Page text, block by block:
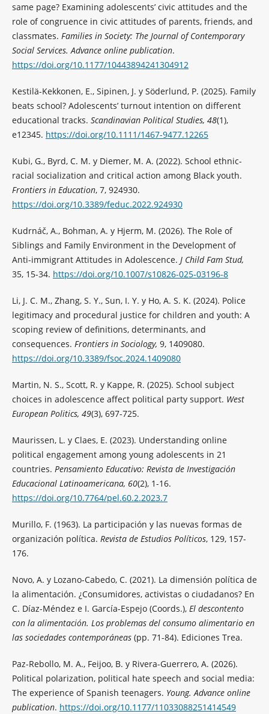
same page? Examining adolescents’ civic attitudes and the
role of congruence in civic attitudes of parents, friends, and
classmates. Families in Society: The Journal of Contemporary
Social Services. Advance online publication.
https://doi.org/10.1177/10443894241304912
Kestilä-Kekkonen, E., Sipinen, J. y Söderlund, P. (2025). Family
beats school? Adolescents’ turnout intention on different
educational tracks. Scandinavian Political Studies, 48(1),
e12345. https://doi.org/10.1111/1467-9477.12265
Kubi, G., Byrd, C. M. y Diemer, M. A. (2022). School ethnic-
racial socialization and critical action among Black youth.
Frontiers in Education, 7, 924930.
https://doi.org/10.3389/feduc.2022.924930
Kudrnáč, A., Bohman, A. y Hjerm, M. (2026). The Role of
Siblings and Family Environment in the Development of
Anti-immigrant Attitudes in Adolescence. J Child Fam Stud,
35, 15-34. https://doi.org/10.1007/s10826-025-03196-8
Li, J. C. M., Zhang, S. Y., Sun, I. Y. y Ho, A. S. K. (2024). Police
legitimacy and procedural justice for children and youth: A
scoping review of definitions, determinants, and
consequences. Frontiers in Sociology, 9, 1409080.
https://doi.org/10.3389/fsoc.2024.1409080
Martin, N. S., Scott, R. y Kappe, R. (2025). School subject
choices in adolescence affect political party support. West
European Politics, 49(3), 697-725.
Maurissen, L. y Claes, E. (2023). Understanding online
political engagement among young adolescents in 21
countries. Pensamiento Educativo: Revista de Investigación
Educacional Latinoamericana, 60(2), 1-16.
https://doi.org/10.7764/pel.60.2.2023.7
Murillo, F. (1963). La participación y las nuevas formas de
organización política. Revista de Estudios Políticos, 129, 157-
176.
Novo, A. y Lozano-Cabedo, C. (2021). La dimensión política de
la alimentación. ¿Consumidores, activistas o ciudadanos? En
C. Díaz-Méndez e I. García-Espejo (Coords.), El descontento
con la alimentación. Los problemas del consumo alimentario en
las sociedades contemporáneas(pp. 71-84). Ediciones Trea.
Paz-Rebollo, M. A., Feijoo, B. y Rivera-Guerrero, A. (2026).
Political polarization, political hate speech and social media:
The experience of Spanish teenagers. Young. Advance online
publication. https://doi.org/10.1177/11033088251414549